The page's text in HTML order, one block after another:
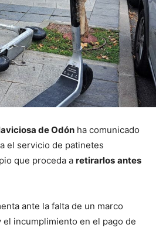
de Odón ha comunicado
el servicio de patinetes
que proceda a retirarlos antes
ante la falta de un marco
el incumplimiento en el pago de